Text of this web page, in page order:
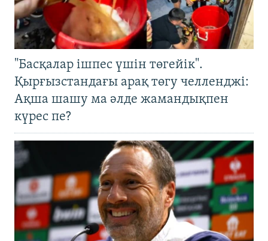
"Басқалар ішпес үшін төгейік".
Қырғызстандағы арақ төгу челленджі:
Ақша шашу ма әлде жамандықпен
күрес пе?